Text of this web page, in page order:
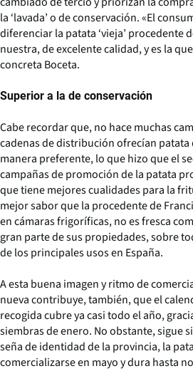
la ‘lavada’ o de conservación. «El
diferenciar la patata ‘vieja’ procedente
nuestra, de excelente calidad, y es la
concreta Boceta.
Superior a la de conservación
Cabe recordar que, no hace muchas
cadenas de distribución ofrecían patata
manera preferente, lo que hizo que el
campañas de promoción de la patata
que tiene mejores cualidades para la
mejor sabor que la procedente de
en cámaras frigoríficas, no es fresca
gran parte de sus propiedades, sobre
de los principales usos en España.
A esta buena imagen y ritmo de
nueva contribuye, también, que el
recogida cubre ya casi todo el año,
siembras de enero. No obstante, sigue
seña de identidad de la provincia, la
comercializarse en mayo y dura hasta